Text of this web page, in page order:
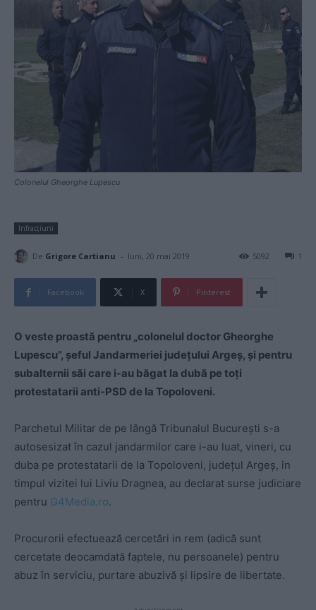
Colonelul Gheorghe Lupescu
Infracțiuni
De Grigore Cartianu - luni, 20 mai 2019 1
5092
Facebook X Pinterest
O veste proastă pentru „colonelul doctor Gheorghe
Lupescu”, șeful Jandarmeriei județului Argeș, și pentru
subalternii săi care i-au băgat la dubă pe toți
protestatarii anti-PSD de la Topoloveni.
Parchetul Militar de pe lângă Tribunalul București s-a
autosesizat în cazul jandarmilor care i-au luat, vineri, cu
duba pe protestatarii de la Topoloveni, județul Argeș, în
timpul vizitei lui Liviu Dragnea, au declarat surse judiciare
pentru G4Media.ro.
Procurorii efectuează cercetări in rem (adică sunt
cercetate deocamdată faptele, nu persoanele) pentru
abuz în serviciu, purtare abuzivă și lipsire de libertate.